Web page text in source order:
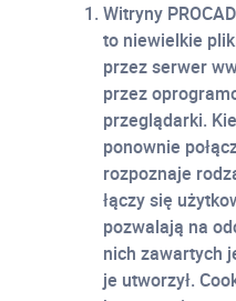
Witryny
to niewielkie
przez serwer
przez
przeglądarki.
ponownie
rozpoznaje
łączy się
pozwalają na
nich zawartych
je utworzył.